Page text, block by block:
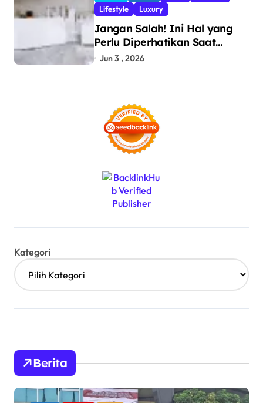
Lifestyle
Luxury
Jangan Salah! Ini Hal yang
Perlu Diperhatikan Saat
Pasang Big Slab
Jun 3 , 2026
Kategori
Berita